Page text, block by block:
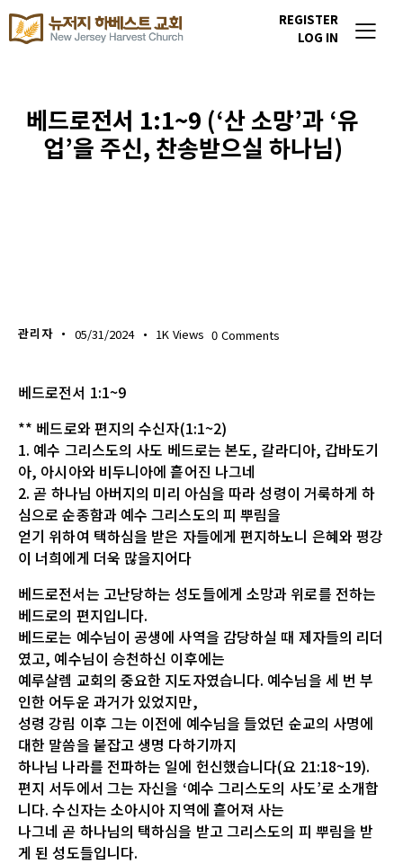
REGISTER
LOG IN
베드로전서 1:1~9 (‘산 소망’과 ‘유
업’을 주신, 찬송받으실 하나님)
관리자 05/31/2024 1K Views 0 Comments
베드로전서 1:1~9
** 베드로와 편지의 수신자(1:1~2)
1. 예수 그리스도의 사도 베드로는 본도, 갈라디아, 갑바도기
아, 아시아와 비두니아에 흩어진 나그네
2. 곧 하나님 아버지의 미리 아심을 따라 성령이 거룩하게 하
심으로 순종함과 예수 그리스도의 피 뿌림을
얻기 위하여 택하심을 받은 자들에게 편지하노니 은혜와 평강
이 너희에게 더욱 많을지어다
베드로전서는 고난당하는 성도들에게 소망과 위로를 전하는
베드로의 편지입니다.
베드로는 예수님이 공생에 사역을 감당하실 때 제자들의 리더
였고, 예수님이 승천하신 이후에는
예루살렘 교회의 중요한 지도자였습니다. 예수님을 세 번 부
인한 어두운 과거가 있었지만,
성령 강림 이후 그는 이전에 예수님을 들었던 순교의 사명에
대한 말씀을 붙잡고 생명 다하기까지
하나님 나라를 전파하는 일에 헌신했습니다(요 21:18~19).
편지 서두에서 그는 자신을 ‘예수 그리스도의 사도’로 소개합
니다. 수신자는 소아시아 지역에 흩어져 사는
나그네 곧 하나님의 택하심을 받고 그리스도의 피 뿌림을 받
게 된 성도들입니다.